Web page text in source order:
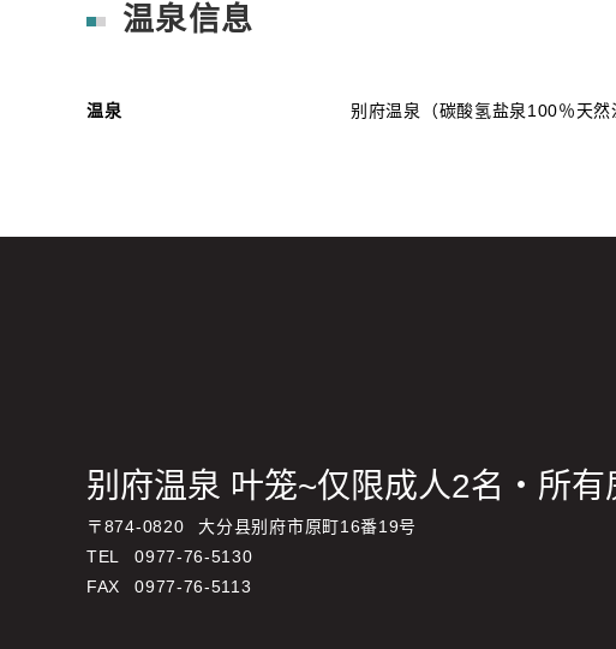
温泉信息
温泉 别府温泉（碳酸氢盐泉100％天
别府温泉 叶笼~仅限成人2名・所
〒874-0820
大分县别府市原町16番19号
TEL
0977-76-5130
FAX
0977-76-5113